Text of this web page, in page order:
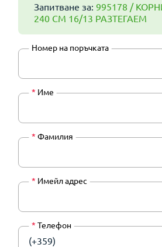
Запитване за: 995178 /
240 СМ 16/13 РАЗТЕГАЕМ
Номер на поръчката
* Име
* Фамилия
* Имейл адрес
* Телефон
(+359)